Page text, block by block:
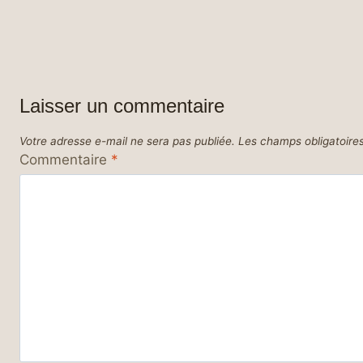
Laisser un commentaire
Votre adresse e-mail ne sera pas publiée. Les champs
Commentaire *